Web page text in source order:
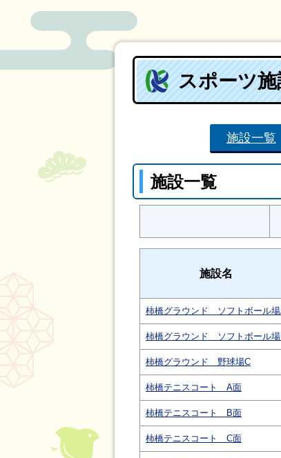
スポーツ
施設一覧
施設一覧
施設名
柿橋グラウンド ソフトボール
柿橋グラウンド ソフトボール
柿橋グラウンド 野球場C
柿橋テニスコート A面
柿橋テニスコート B面
柿橋テニスコート C面